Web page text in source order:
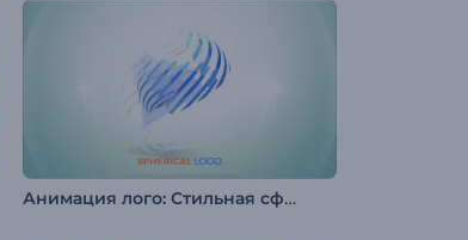
Анимация лого: Стильная сфера